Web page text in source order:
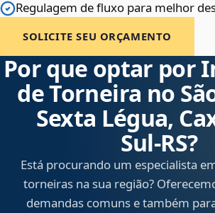
Regulagem de fluxo para melhor
SOLICITE SEU ORÇAMENTO
Por que optar por
de Torneira no
Sexta Légua,
Sul‑RS?
Está procurando um especialista
torneiras na sua região?
demandas comuns e também